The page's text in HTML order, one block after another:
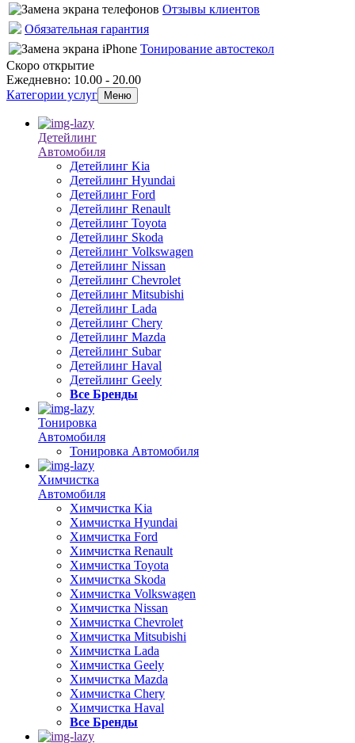
Отзывы клиентов
Обязательная гарантия
Тонирование автостекол
Скоро открытие
Ежедневно: 10.00 - 20.00
Категории услуг
Меню
Детейлинг
Автомобиля
Детейлинг Kia
Детейлинг Hyundai
Детейлинг Ford
Детейлинг Renault
Детейлинг Toyota
Детейлинг Skoda
Детейлинг Volkswagen
Детейлинг Nissan
Детейлинг Chevrolet
Детейлинг Mitsubishi
Детейлинг Lada
Детейлинг Chery
Детейлинг Mazda
Детейлинг Subar
Детейлинг Haval
Детейлинг Geely
Все Бренды
Тонировка
Автомобиля
Тонировка Автомобиля
Химчистка
Автомобиля
Химчистка Kia
Химчистка Hyundai
Химчистка Ford
Химчистка Renault
Химчистка Toyota
Химчистка Skoda
Химчистка Volkswagen
Химчистка Nissan
Химчистка Chevrolet
Химчистка Mitsubishi
Химчистка Lada
Химчистка Geely
Химчистка Mazda
Химчистка Chery
Химчистка Haval
Все Бренды